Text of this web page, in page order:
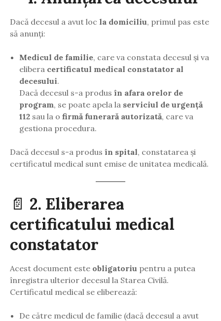
Dacă decesul a avut loc la domiciliu, primul pas este
să anunți:
Medicul de familie, care va constata decesul și va
elibera certificatul medical constatator al
decesului.
Dacă decesul s-a produsîn afara orelor de
program, se poate apela la serviciul de urgență
112 sau la ofirmă funerară autorizată, care va
gestiona procedura.
Dacă decesul s-a produs în spital, constatarea și
certificatul medical sunt emise de unitatea medicală.
📄 2. Eliberarea
certificatului medical
constatator
Acest document este obligatoriu pentru a putea
înregistra ulterior decesul la Starea Civilă.
Certificatul medical se eliberează:
De către medicul de familie (dacă decesul a avut